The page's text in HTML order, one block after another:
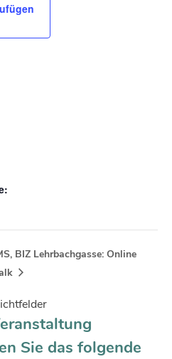
BIZ Lehrbachgasse: Online
Sie das folgende